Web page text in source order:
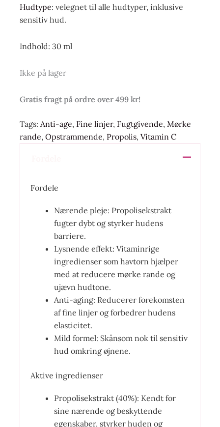
Hudtype: velegnet til alle hudtyper, inklusive
sensitiv hud.
Indhold: 30 ml
Ikke på lager
Gratis fragt på ordre over 499 kr!
Tags: Anti-age, Fine linjer, Fugtgivende, Mørke
rande, Opstrammende, Propolis, Vitamin C
Fordele
Nærende pleje: Propolisekstrakt
fugter dybt og styrker hudens
barriere.
Lysnende effekt: Vitaminrige
ingredienser som havtorn hjælper
med at reducere mørke rande og
ujævn hudtone.
Anti-aging: Reducerer forekomsten
af fine linjer og forbedrer hudens
elasticitet.
Mild formel: Skånsom nok til sensitiv
hud omkring øjnene.
Aktive ingredienser
Propolisekstrakt (40%): Kendt for
sine nærende og beskyttende
egenskaber, styrker huden og